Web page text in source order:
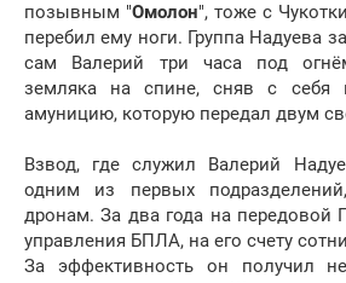
позывным "Омолон", тоже с
перебил ему ноги. Группа Надуева
сам Валерий три часа под
земляка на спине, сняв с себя
амуницию, которую передал двум
Взвод, где служил Валерий
одним из первых
дронам. За два года на передовой
управления БПЛА, на его счету
За эффективность он получил